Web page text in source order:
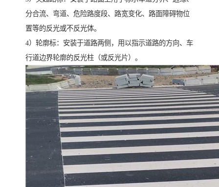
分合流、弯道、危险路度段、路宽变化、路面障碍物位
置等的反光或不反光体。
4）轮廓标：安装于道路两侧，用以指示道路的方向、车
行道边界轮廓的反光柱（或反光片）。